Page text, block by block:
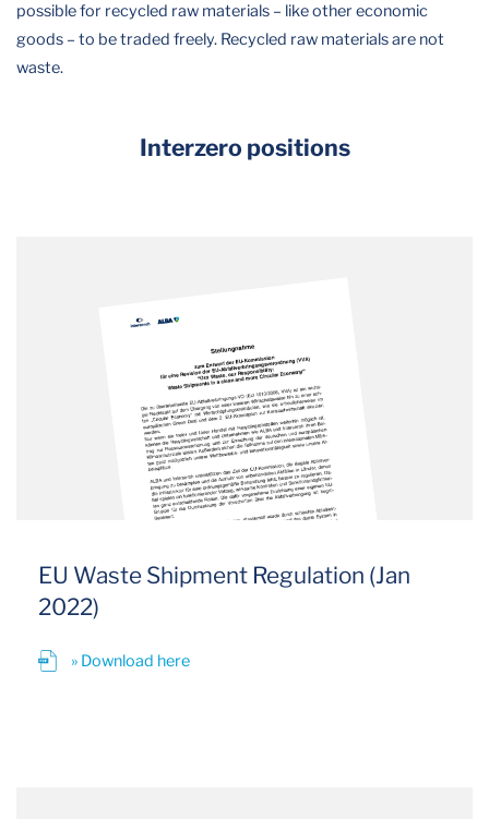
possible for recycled raw materials – like other economic
goods – to be traded freely. Recycled raw materials are not
waste.
Interzero positions
EU Waste Shipment Regulation (Jan
2022)
» Download here